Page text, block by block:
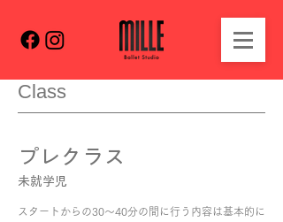
Class
プレクラス
​未就学児
スタートからの30〜40分の間に行う内容は基本的に